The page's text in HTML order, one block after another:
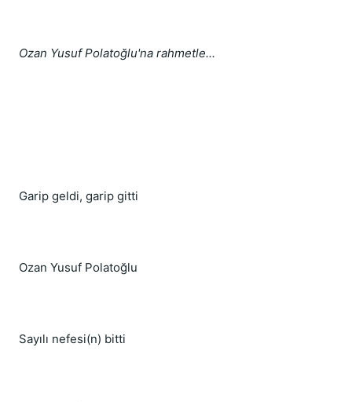
Ozan Yusuf Polatoğlu'na rahmetle...
Garip geldi, garip gitti
Ozan Yusuf Polatoğlu
Sayılı nefesi(n) bitti